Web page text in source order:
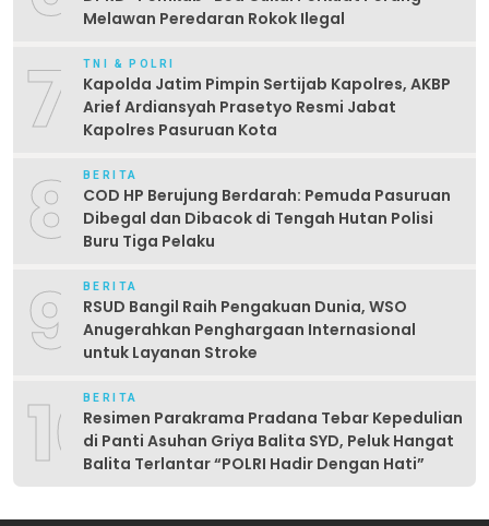
Melawan Peredaran Rokok Ilegal
7 TNI & POLRI
Kapolda Jatim Pimpin Sertijab Kapolres, AKBP
Arief Ardiansyah Prasetyo Resmi Jabat
Kapolres Pasuruan Kota
8 BERITA
COD HP Berujung Berdarah: Pemuda Pasuruan
Dibegal dan Dibacok di Tengah Hutan Polisi
Buru Tiga Pelaku
9 BERITA
RSUD Bangil Raih Pengakuan Dunia, WSO
Anugerahkan Penghargaan Internasional
untuk Layanan Stroke
10BERITA
Resimen Parakrama Pradana Tebar Kepedulian
di Panti Asuhan Griya Balita SYD, Peluk Hangat
Balita Terlantar “POLRI Hadir Dengan Hati”